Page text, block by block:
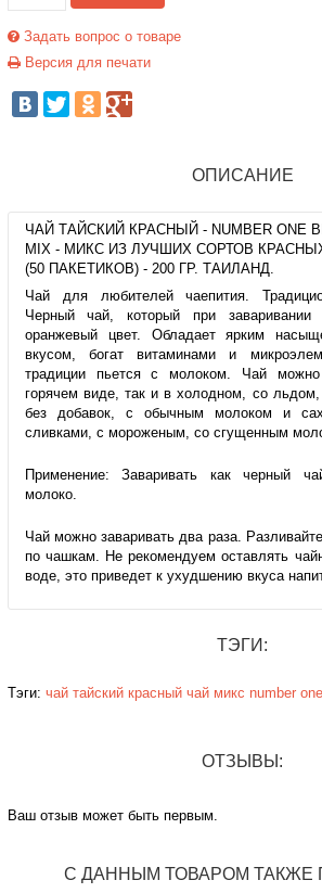
Задать вопрос о товаре
Версия для печати
ОПИСАНИЕ
ЧАЙ ТАЙСКИЙ КРАСНЫЙ - NUMBER ONE
MIX - МИКС ИЗ ЛУЧШИХ СОРТОВ
(50 ПАКЕТИКОВ) - 200 ГР. ТАИЛАНД.
Чай для любителей чаепития.
Черный чай, который при заваривании
оранжевый цвет. Обладает ярким
вкусом, богат витаминами и
традиции пьется с молоком. Чай можно
горячем виде, так и в холодном, со
без добавок, с обычным молоком и
сливками, с мороженым, со сгущенным
Применение: Заваривать как черный
молоко.
Чай можно заваривать два раза.
по чашкам. Не рекомендуем оставлять
воде, это приведет к ухудшению вкуса
ТЭГИ:
Тэги: чай тайский красный чай микс number one
ОТЗЫВЫ:
Ваш отзыв может быть первым.
С ДАННЫМ ТОВАРОМ ТАКЖЕ